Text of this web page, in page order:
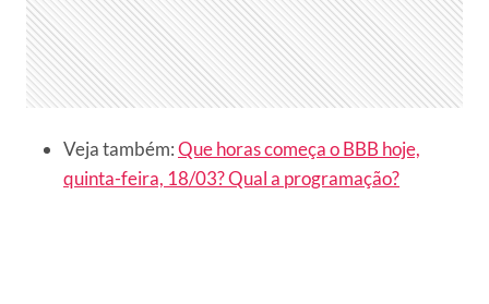
Veja também:Que horas começa o BBB hoje,
quinta-feira, 18/03? Qual a programação?